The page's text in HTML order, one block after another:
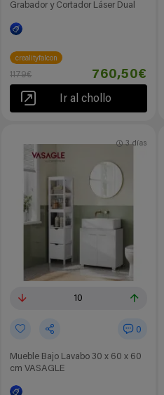
Grabador y Cortador Láser Dual
crealityfalcon
1179€ 760,50€
Ir al chollo
10
0
Mueble Bajo Lavabo 30 x 60 x 60
cm VASAGLE
3 días